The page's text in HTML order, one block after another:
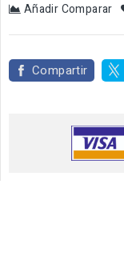
Añadir Comparar
Compartir